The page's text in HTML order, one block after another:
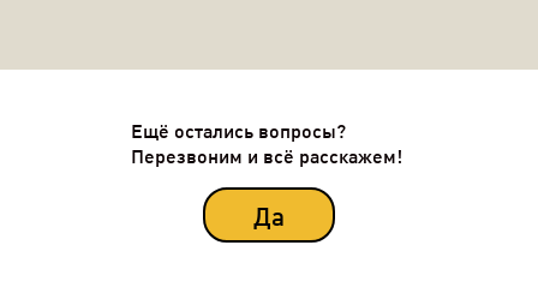
Ещё остались вопросы?
Перезвоним и всё расскажем!
Да